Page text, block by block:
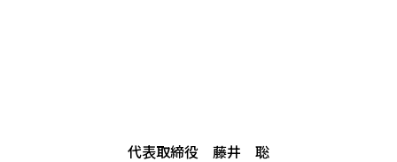
代表取締役 藤井 聡